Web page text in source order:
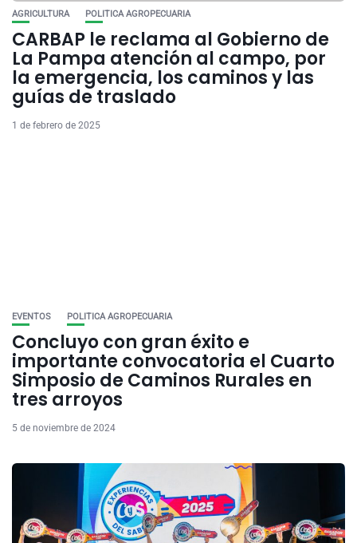
AGRICULTURA POLITICA AGROPECUARIA
CARBAP le reclama al Gobierno de
La Pampa atención al campo, por
la emergencia, los caminos y las
guías de traslado
1 de febrero de 2025
EVENTOS POLITICA AGROPECUARIA
Concluyo con gran éxito e
importante convocatoria el Cuarto
Simposio de Caminos Rurales en
tres arroyos
5 de noviembre de 2024